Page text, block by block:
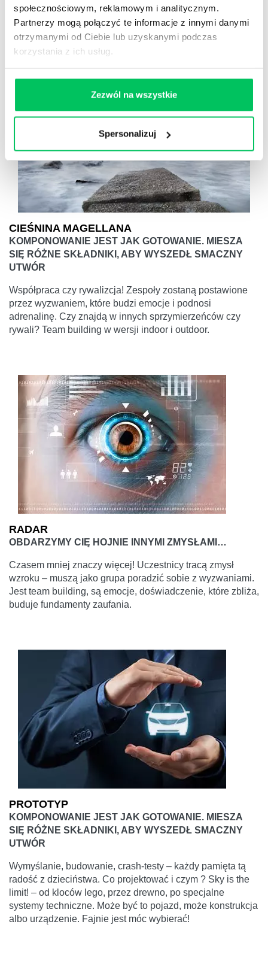
społecznościowym, reklamowym i analitycznym.
Partnerzy mogą połączyć te informacje z innymi danymi
otrzymanymi od Ciebie lub uzyskanymi podczas
korzystania z ich usług.
Zezwól na wszystkie
Spersonalizuj
integracyjne w formacie indoor i outdoor.
CIEŚNINA MAGELLANA
KOMPONOWANIE JEST JAK GOTOWANIE. MIESZA
SIĘ RÓŻNE SKŁADNIKI, ABY WYSZEDŁ SMACZNY
UTWÓR
Współpraca czy rywalizcja! Zespoły zostaną postawione
przez wyzwaniem, które budzi emocje i podnosi
adrenalinę. Czy znajdą w innych sprzymierzeńców czy
rywali? Team building w wersji indoor i outdoor.
RADAR
OBDARZYMY CIĘ HOJNIE INNYMI ZMYSŁAMI…
Czasem mniej znaczy więcej! Uczestnicy tracą zmysł
wzroku – muszą jako grupa poradzić sobie z wyzwaniami.
Jest team building, są emocje, doświadczenie, które zbliża,
buduje fundamenty zaufania.
PROTOTYP
KOMPONOWANIE JEST JAK GOTOWANIE. MIESZA
SIĘ RÓŻNE SKŁADNIKI, ABY WYSZEDŁ SMACZNY
UTWÓR
Wymyślanie, budowanie, crash-testy – każdy pamięta tą
radość z dzieciństwa. Co projektować i czym ? Sky is the
limit! – od kloców lego, przez drewno, po specjalne
systemy techniczne. Może być to pojazd, może konstrukcja
albo urządzenie. Fajnie jest móc wybierać!